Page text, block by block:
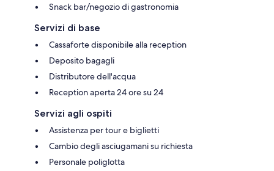
Snack bar/negozio di gastronomia
Servizi di base
Cassaforte disponibile alla reception
Deposito bagagli
Distributore dell'acqua
Reception aperta 24 ore su 24
Servizi agli ospiti
Assistenza per tour e biglietti
Cambio degli asciugamani su richiesta
Personale poliglotta